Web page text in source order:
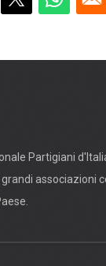
Partigiani
associazioni